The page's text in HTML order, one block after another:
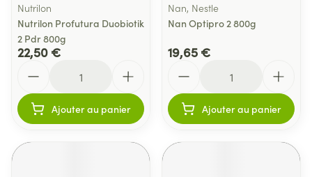
Nutrilon
Nutrilon Profutura Duobiotik
2 Pdr 800g
22,50 €
Ajouter au panier
Nan, Nestle
Nan Optipro 2 800g
19,65 €
Ajouter au panier